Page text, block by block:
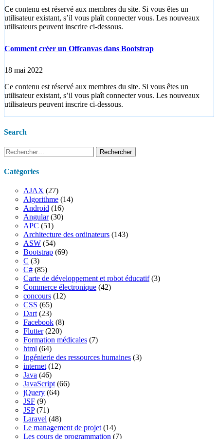
Ce contenu est réservé aux membres du site. Si vous êtes un
utilisateur existant, s’il vous plaît connecter vous. Les nouveaux
utilisateurs peuvent inscrire ci-dessous.
Comment créer un Offcanvas dans Bootstrap
18 mai 2022
Ce contenu est réservé aux membres du site. Si vous êtes un
utilisateur existant, s’il vous plaît connecter vous. Les nouveaux
utilisateurs peuvent inscrire ci-dessous.
Search
Rechercher :
Catégories
AJAX (27)
Algorithme (14)
Android (16)
Angular(30)
APC (51)
Architecture des ordinateurs (143)
ASW (54)
Bootstrap (69)
C (3)
C# (85)
Carte de développement et robot éducatif(3)
Commerce électronique (42)
concours (12)
CSS (65)
Dart(23)
Facebook (8)
Flutter(220)
Formation médicales (7)
html (64)
Ingénierie des ressources humaines (3)
internet(12)
Java (46)
JavaScript(66)
jQuery (64)
JSF (9)
JSP(71)
Laravel (48)
Le management de projet(14)
Les cours de programmation (7)